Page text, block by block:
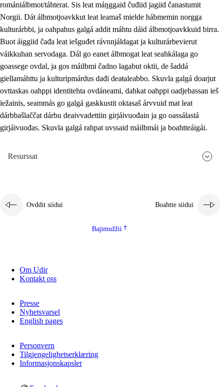
romániálbmot/táhterat. Sis leat máŋggaid čuđiid jagiid čanastumit
Norgii. Dát álbmotjoavkkut leat leamaš mielde hábmemin norgga
kulturárbbi, ja oahpahus galgá addit máhtu dáid álbmotjoavkkuid birra.
Buot áiggiid čađa leat iešguđet rávnnjáldagat ja kulturárbevierut
váikkuhan servodaga. Dál go eanet álbmogat leat seahkálaga go
goassege ovdal, ja gos máilbmi čadno lagabut oktii, de šaddá
giellamáhttu ja kulturipmárdus dađi deaŧaleabbo. Skuvla galgá doarjut
ovttaskas oahppi identitehta ovdáneami, dahkat oahppi oadjebassan ieš
iežainis, seammás go galgá gaskkustit oktasaš árvvuid mat leat
dárbbašlaččat dárbu deaivvadettiin girjáivuođain ja go oassálastá
girjáivuođas. Skuvla galgá rahpat uvssaid máilbmái ja boahtteáigái.
Resurssat
Ovddit siidui Boahtte siidui
Bajimužžii
Om Udir
Kontakt oss
Presse
Nyhetsvarsel
English pages
Personvern
Tilgjengelighetserklæring
Informasjonskapsler